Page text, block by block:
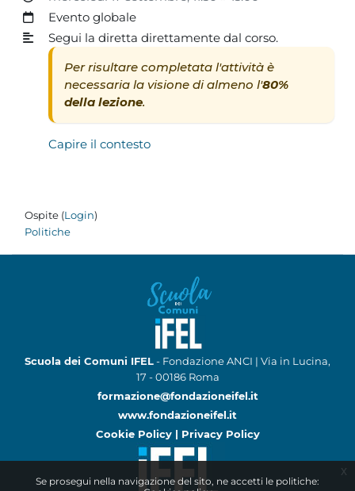
Se prosegui nella navigazione del sito, ne accetti le politiche:
x
Evento globale
Segui la diretta direttamente dal corso.
Per risultare completata l'attività è
necessaria la visione di almeno l'80%
della lezione.
Capire il contesto
Ospite (Login)
Politiche
Scuola dei Comuni IFEL- Fondazione ANCI | Via in Lucina,
17 - 00186 Roma
formazione@fondazioneifel.it
www.fondazioneifel.it
Cookie Policy | Privacy Policy